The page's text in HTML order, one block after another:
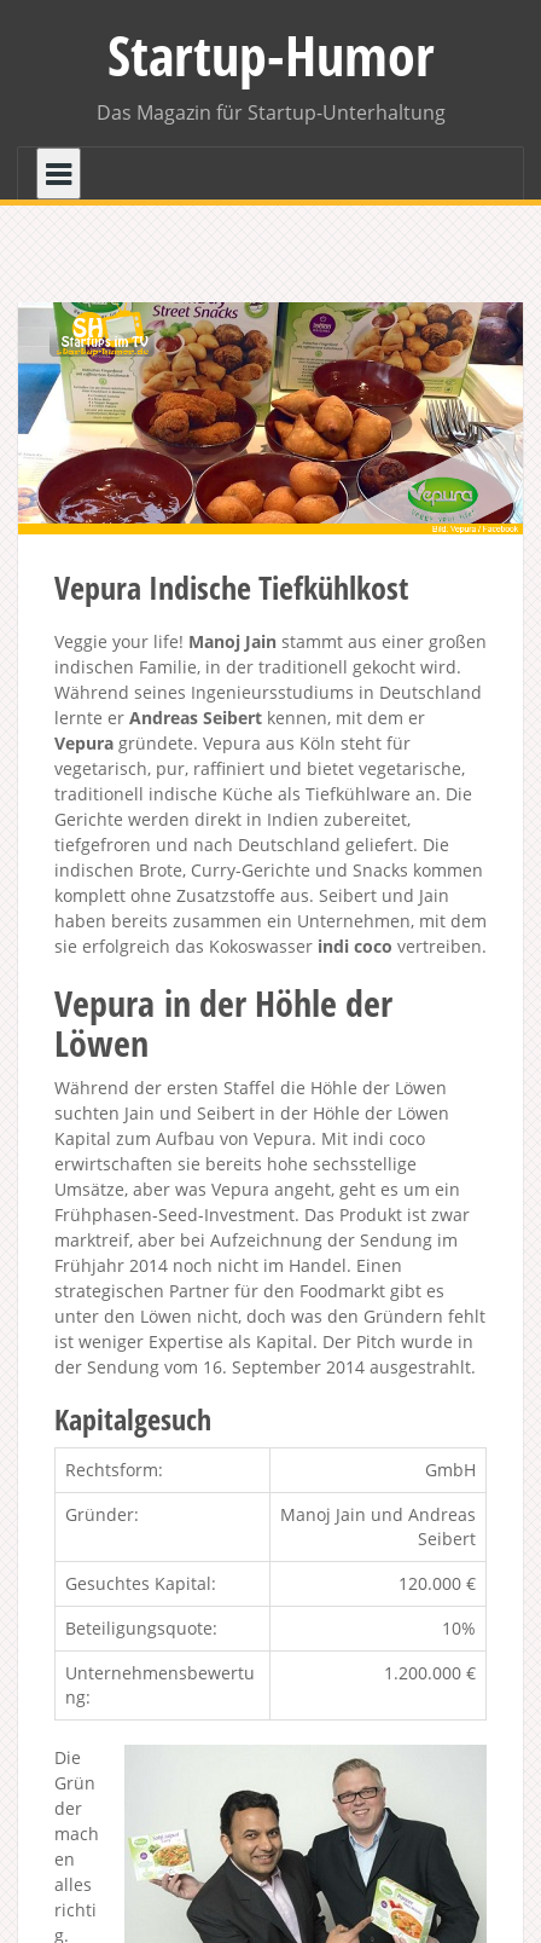
Startup-Humor
Das Magazin für Startup-Unterhaltung
Vepura Indische Tiefkühlkost
Veggie your life! Manoj Jain stammt aus einer großen
indischen Familie, in der traditionell gekocht wird.
Während seines Ingenieursstudiums in Deutschland
lernte er Andreas Seibert kennen, mit dem er
Vepura gründete. Vepura aus Köln steht für
vegetarisch, pur, raffiniert und bietet vegetarische,
traditionell indische Küche als Tiefkühlware an. Die
Gerichte werden direkt in Indien zubereitet,
tiefgefroren und nach Deutschland geliefert. Die
indischen Brote, Curry-Gerichte und Snacks kommen
komplett ohne Zusatzstoffe aus. Seibert und Jain
haben bereits zusammen ein Unternehmen, mit dem
sie erfolgreich das Kokoswasser indi coco vertreiben.
Vepura in der Höhle der
Löwen
Während der ersten Staffel die Höhle der Löwen
suchten Jain und Seibert in der Höhle der Löwen
Kapital zum Aufbau von Vepura. Mit indi coco
erwirtschaften sie bereits hohe sechsstellige
Umsätze, aber was Vepura angeht, geht es um ein
Frühphasen-Seed-Investment. Das Produkt ist zwar
marktreif, aber bei Aufzeichnung der Sendung im
Frühjahr 2014 noch nicht im Handel. Einen
strategischen Partner für den Foodmarkt gibt es
unter den Löwen nicht, doch was den Gründern fehlt
ist weniger Expertise als Kapital. Der Pitch wurde in
der Sendung vom 16. September 2014 ausgestrahlt.
Kapitalgesuch
Rechtsform:
GmbH
Gründer:
Manoj Jain und Andreas
Seibert
Gesuchtes Kapital:
120.000 €
Beteiligungsquote:
10%
Unternehmensbewertu
ng:
1.200.000 €
Die
Grün
der
mach
en
alles
richti
g.